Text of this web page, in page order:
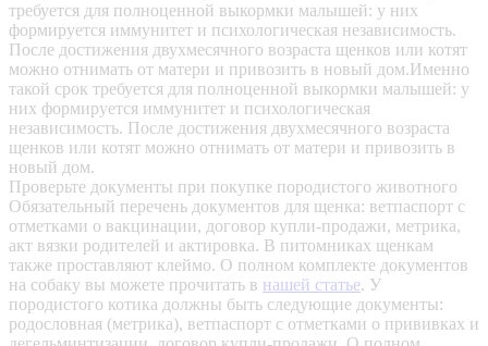
требуется для полноценной выкормки малышей: у них
формируется иммунитет и психологическая независимость.
После достижения двухмесячного возраста щенков или котят
можно отнимать от матери и привозить в новый дом.Именно
такой срок требуется для полноценной выкормки малышей: у
них формируется иммунитет и психологическая
независимость. После достижения двухмесячного возраста
щенков или котят можно отнимать от матери и привозить в
новый дом.
Проверьте документы при покупке породистого животного
Обязательный перечень документов для щенка: ветпаспорт с
отметками о вакцинации, договор купли-продажи, метрика,
акт вязки родителей и актировка. В питомниках щенкам
также проставляют клеймо. О полном комплекте документов
на собаку вы можете прочитать в нашей статье. У
породистого котика должны быть следующие документы:
родословная (метрика), ветпаспорт с отметками о прививках и